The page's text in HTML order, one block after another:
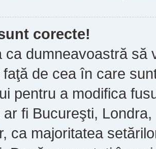
corecte!
ca dumneavoastră să
de cea în care
pentru a modifica
ar fi Bucureşti,
ca majoritatea